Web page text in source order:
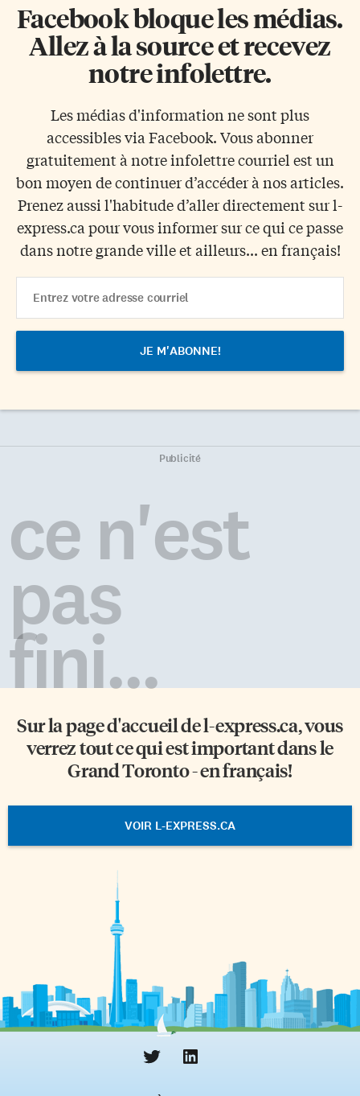
Facebook bloque les médias.
Allez à la source et recevez
notre infolettre.
Les médias d'information ne sont plus
accessibles via Facebook. Vous abonner
gratuitement à notre infolettre courriel est un
bon moyen de continuer d’accéder à nos articles.
Prenez aussi l'habitude d’aller directement sur l-
express.ca pour vous informer sur ce qui ce passe
dans notre grande ville et ailleurs... en français!
Address
Publicité
ce n'est
pas
fini...
Sur la page d'accueil del-express.ca, vous
verrez tout ce qui est important dans le
Grand Toronto - en français!
VOIR L-EXPRESS.CA